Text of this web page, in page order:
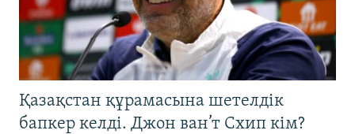
Қазақстан құрамасына шетелдік
бапкер келді. Джон ван’т Схип кім?